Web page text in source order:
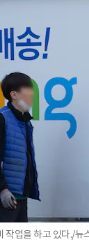
작업을 하고 있다./뉴